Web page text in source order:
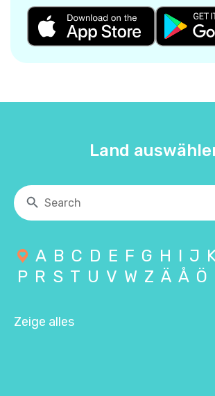
Land
A B C D E F G H I J
P R S T U V W Z Ä Å Ö
Zeige alles